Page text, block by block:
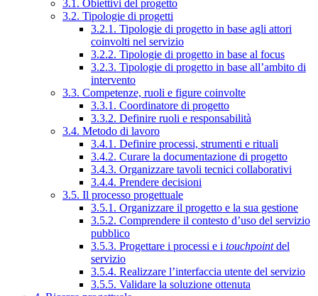
3.1. Obiettivi del progetto
3.2. Tipologie di progetti
3.2.1. Tipologie di progetto in base agli attori
coinvolti nel servizio
3.2.2. Tipologie di progetto in base al focus
3.2.3. Tipologie di progetto in base all’ambito di
intervento
3.3. Competenze, ruoli e figure coinvolte
3.3.1. Coordinatore di progetto
3.3.2. Definire ruoli e responsabilità
3.4. Metodo di lavoro
3.4.1. Definire processi, strumenti e rituali
3.4.2. Curare la documentazione di progetto
3.4.3. Organizzare tavoli tecnici collaborativi
3.4.4. Prendere decisioni
3.5. Il processo progettuale
3.5.1. Organizzare il progetto e la sua gestione
3.5.2. Comprendere il contesto d’uso del servizio
pubblico
3.5.3. Progettare i processi e i touchpointdel
servizio
3.5.4. Realizzare l’interfaccia utente del servizio
3.5.5. Validare la soluzione ottenuta